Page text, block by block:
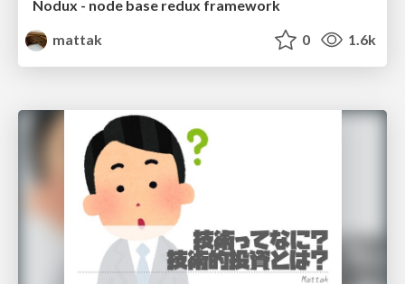
Nodux - node base redux framework
mattak
0 1.6k